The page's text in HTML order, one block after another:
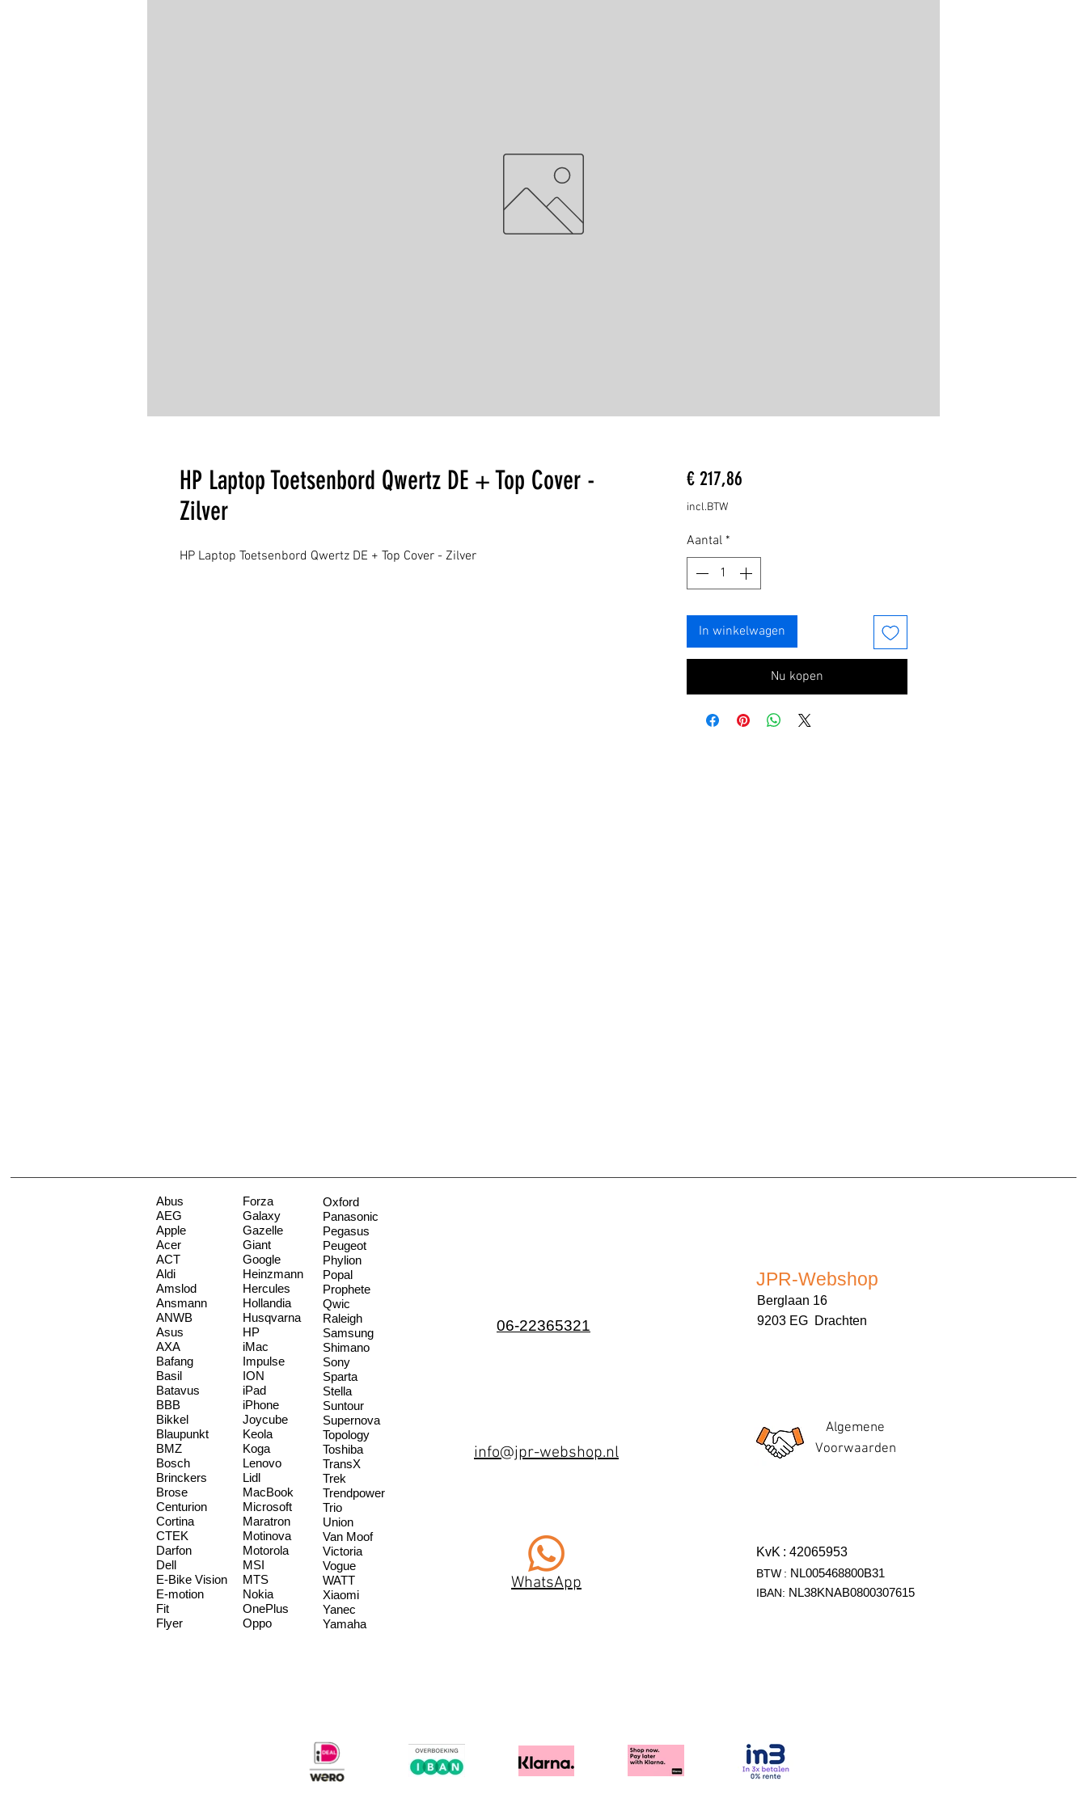
HP Laptop Toetsenbord Qwertz DE + Top Cover -
Zilver
HP Laptop Toetsenbord Qwertz DE + Top Cover - Zilver
€ 217,86Prijs
incl.BTW
Aantal *
In winkelwagen
Nu kopen
Abus
AEG
Apple
Acer
ACT
Aldi
Amslod
Ansmann
ANWB
Asus
AXA
Bafang
Basil
Batavus
BBB
Bikkel
Blaupunkt
BMZ
Bosch
Brinckers
Brose
Centurion
Cortina
CTEK
Darfon
Dell
E-Bike Vision
E-motion
Fit
Flyer
Forza
Galaxy
Gazelle
Giant
Google
Heinzmann
Hercules
Hollandia
Husqvarna
HP
iMac
Impulse
ION
iPad
iPhone
Joycube
Keola
Koga
Lenovo
Lidl
MacBook
Microsoft
Maratron
Motinova
Motorola
MSI
MTS
Nokia
OnePlus
Oppo
Oxford
Panasonic
Pegasus
Peugeot
Phylion
Popal
Prophete
Qwic
Raleigh
Samsung
Shimano
Sony
Sparta
Stella
Suntour
Supernova
Topology
Toshiba
TransX
Trek
Trendpower
Trio
Union
Van Moof
Victoria
Vogue
WATT
Xiaomi
Yanec
Yamaha
06-22365321
info@jpr-webshop.nl
WhatsApp
JPR-Webshop
Berglaan 16
9203 EG Drachten
Algemene
Voorwaarden
KvK : 42065953
BTW : NL005468800B31
IBAN: NL38KNAB0800307615